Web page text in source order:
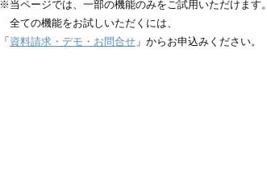
※当ページでは、一部の機能のみをご試用いただけます。
全ての機能をお試しいただくには、
「 資料請求・デモ・お問合せ 」からお申込みください。